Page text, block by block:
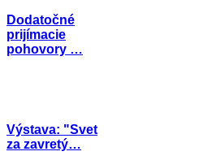
Dodatočné
prijímacie
pohovory …
Výstava: "Svet
za zavretý…